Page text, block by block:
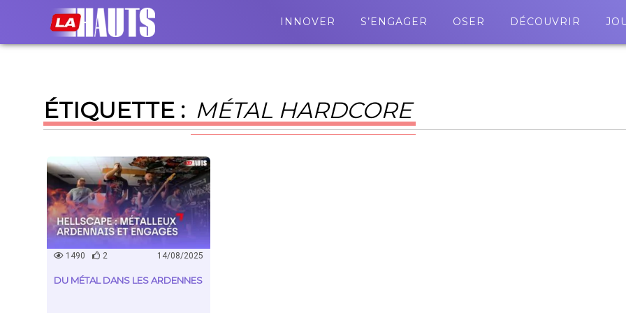
INNOVER S’ENGAGER OSER DÉCOUVRIR
ÉTIQUETTE : MÉTAL HARDCORE
1490 2 14/08/2025
DU MÉTAL DANS LES ARDENNES